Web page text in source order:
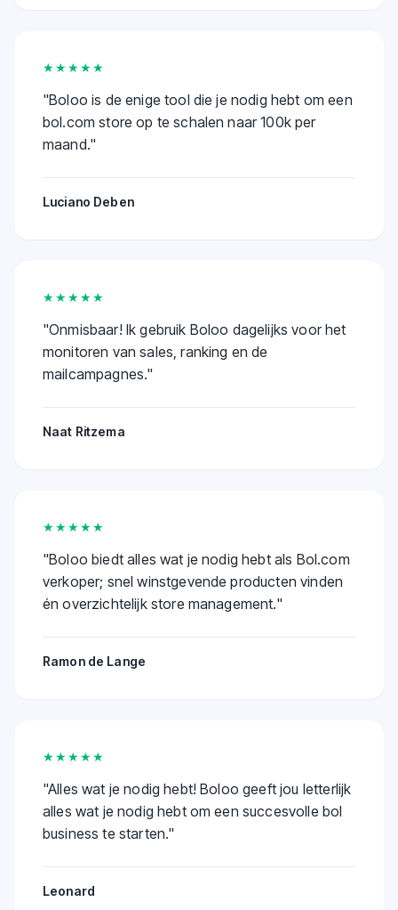
★★★★★
"Boloo is de enige tool die je nodig hebt om een
bol.com store op te schalen naar 100k per
maand."
Luciano Deben
★★★★★
"Onmisbaar! Ik gebruik Boloo dagelijks voor het
monitoren van sales, ranking en de
mailcampagnes."
Naat Ritzema
★★★★★
"Boloo biedt alles wat je nodig hebt als Bol.com
verkoper; snel winstgevende producten vinden
én overzichtelijk store management."
Ramon de Lange
★★★★★
"Alles wat je nodig hebt! Boloo geeft jou letterlijk
alles wat je nodig hebt om een succesvolle bol
business te starten."
Leonard